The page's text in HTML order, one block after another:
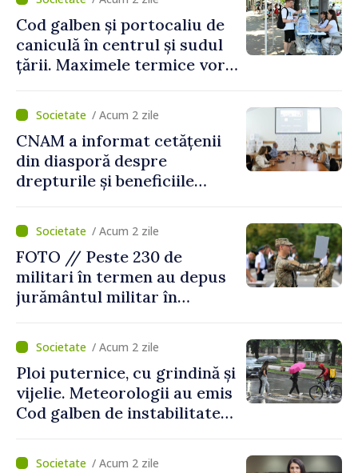
Cod galben și portocaliu de
caniculă în centrul și sudul
țării. Maximele termice vor
/ Acum 2 zile
CNAM a informat cetățenii
din diasporă despre
drepturile și beneficiile
/ Acum 2 zile
FOTO // Peste 230 de
militari în termen au depus
jurământul militar în
/ Acum 2 zile
Ploi puternice, cu grindină și
vijelie. Meteorologii au emis
Cod galben de instabilitate
/ Acum 2 zile